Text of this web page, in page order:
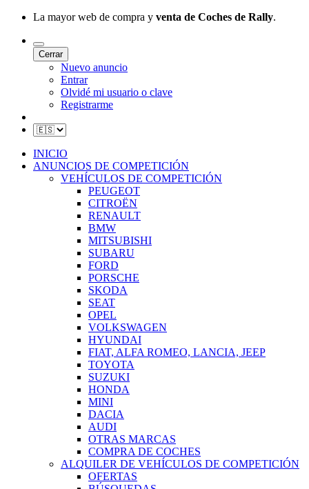
La mayor web de compra y venta de Coches de Rally.
Cerrar
Nuevo anuncio
Entrar
Olvidé mi usuario o clave
Registrarme
INICIO
ANUNCIOS DE COMPETICIÓN
VEHÍCULOS DE COMPETICIÓN
PEUGEOT
CITROËN
RENAULT
BMW
MITSUBISHI
SUBARU
FORD
PORSCHE
SKODA
SEAT
OPEL
VOLKSWAGEN
HYUNDAI
FIAT, ALFA ROMEO, LANCIA, JEEP
TOYOTA
SUZUKI
HONDA
MINI
DACIA
AUDI
OTRAS MARCAS
COMPRA DE COCHES
ALQUILER DE VEHÍCULOS DE COMPETICIÓN
OFERTAS